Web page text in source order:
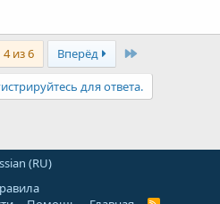
4 из 6 Вперёд Last
для ответа.
(RU)